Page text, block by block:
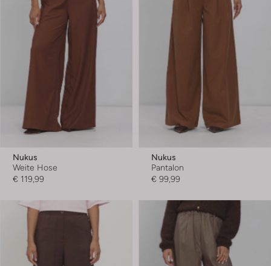
Nukus
Weite Hose
€ 119,99
Nukus
Pantalon
€ 99,99